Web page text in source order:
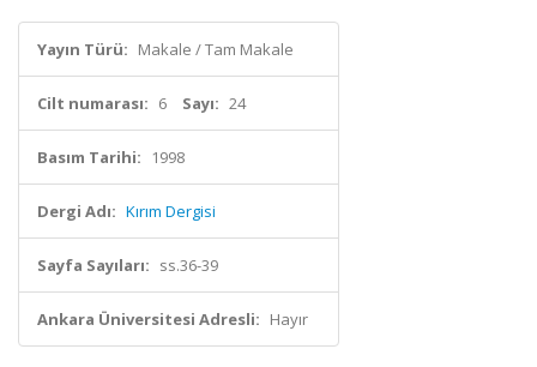
Yayın Türü: Makale / Tam Makale
Cilt numarası: 6 Sayı: 24
Basım Tarihi: 1998
Dergi Adı: Kırım Dergisi
Sayfa Sayıları: ss.36-39
Ankara Üniversitesi Adresli: Hayır